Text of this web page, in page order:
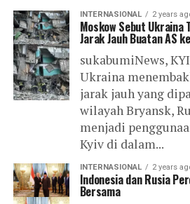
INTERNASIONAL 2 years
Moskow Sebut Ukraina
Jarak Jauh Buatan AS
sukabumiNews,
Ukraina
jarak jauh yang
wilayah Bryansk,
menjadi
Kyiv di dalam...
INTERNASIONAL 2 years
Indonesia dan Rusia
Bersama